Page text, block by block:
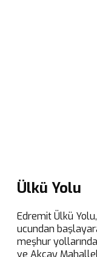
Ülkü Yolu
Edremit Ülkü
ucundan
meşhur
ve Akçay